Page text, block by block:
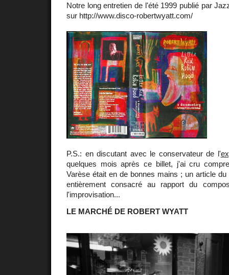
Notre long entretien de l'été 1999 publié par
sur http://www.disco-robertwyatt.com/
P.S.: en discutant avec le conservateur de l'
quelques mois après ce billet, j'ai cru
Varèse était en de bonnes mains ; un article
entièrement consacré au rapport du
l'improvisation...
LE MARCHÉ DE ROBERT WYATT